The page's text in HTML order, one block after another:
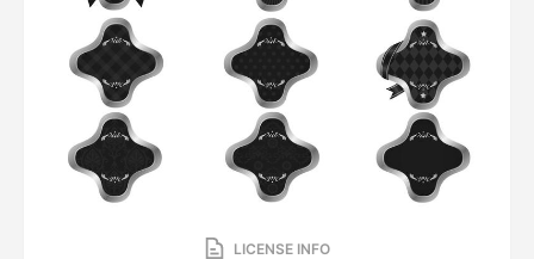
LICENSE INFO